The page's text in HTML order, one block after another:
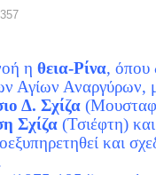
η θεια-Ρίνα, όπου
Αγίων Αναργύρων,
Δ. Σχίζα
Σχίζα (Τσιέφτη)
και